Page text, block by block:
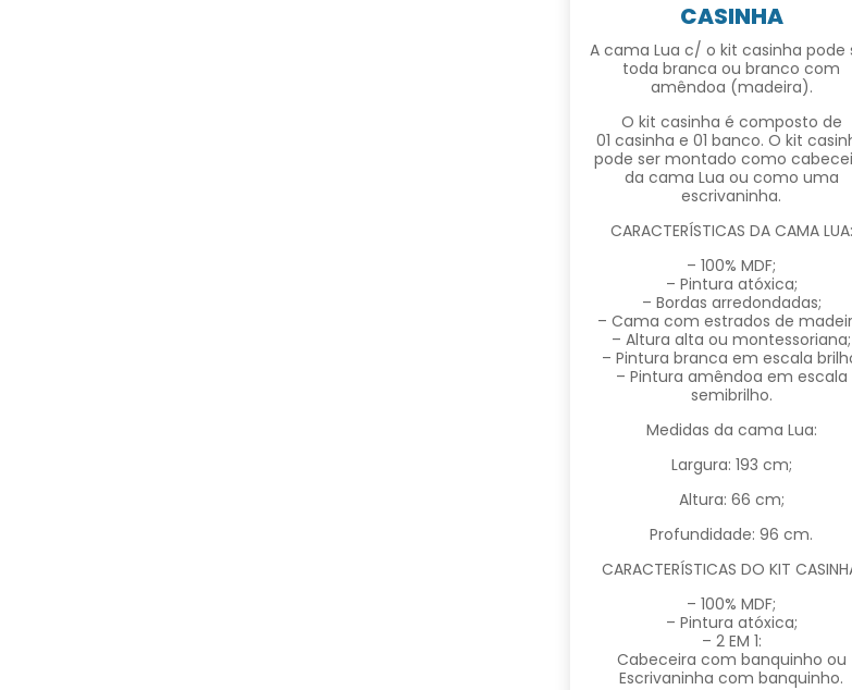
CASINHA
A cama Lua c/ o kit casinha pode
toda branca ou branco com
amêndoa (madeira).
O kit casinha é composto de
01 casinha e 01 banco. O kit
pode ser montado como
da cama Lua ou como uma
escrivaninha.
CARACTERÍSTICAS DA CAMA LUA:
– 100% MDF;
– Pintura atóxica;
– Bordas arredondadas;
– Cama com estrados de
– Altura alta ou montessoriana;
– Pintura branca em escala
– Pintura amêndoa em escala
semibrilho.
Medidas da cama Lua:
Largura: 193 cm;
Altura: 66 cm;
Profundidade: 96 cm.
CARACTERÍSTICAS DO KIT
– 100% MDF;
– Pintura atóxica;
– 2 EM 1:
Cabeceira com banquinho ou
Escrivaninha com banquinho.